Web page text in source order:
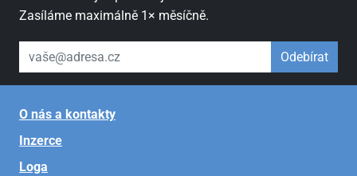
Zasíláme maximálně 1× měsíčně.
váš email Odebírat
O nás a kontakty
Inzerce
Loga